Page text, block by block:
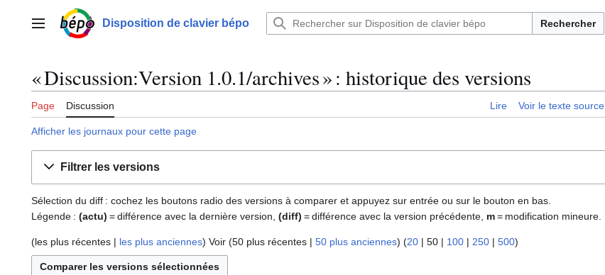
contenuMenu principalDisposition de clavier bépo Rechercher
« Discussion:Version 1.0.1/archives » : historique des versions
Page Discussion Lire Voir le texte source
Afficher les journaux pour cette page
Filtrer les versions
Sélection du diff : cochez les boutons radio des versions à comparer et appuyez sur entrée ou sur le bouton en bas.
Légende : (actu) = différence avec la dernière version, (diff) = différence avec la version précédente, m= modification mineure.
(les plus récentes | les plus anciennes) Voir (50 plus récentes | 50 plus anciennes) (20 | 50 | 100 | 250 | 500)